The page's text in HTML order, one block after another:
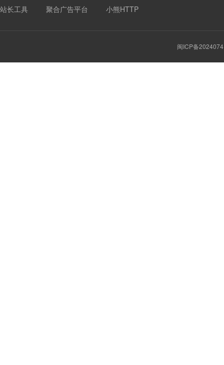
站长工具 聚合广告平台 小熊HTTP
闽ICP备